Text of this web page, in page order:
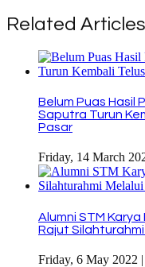
Related Articles
Belum Puas Hasil
Saputra Turun
Pasar
Friday, 14 March
Alumni STM
Rajut Silahturahmi
Friday, 6 May 2022 |